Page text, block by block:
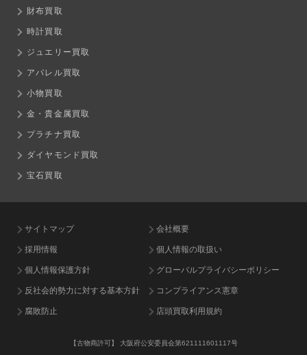
財布買取
時計買取
ジュエリー買取
アパレル買取
小物買取
金・貴金属買取
プラチナ買取
ダイヤモンド買取
宝石買取
サイトマップ 会社概要
採用情報 個人情報の取扱い
個人情報保護方針 グローバルプライバシーポリシー
反社会的勢力に対する基本方針 コンプライアンス憲章
腐敗防止 店頭買取利用規約
【古物商許可】 大阪府公安委員会第621111601117号